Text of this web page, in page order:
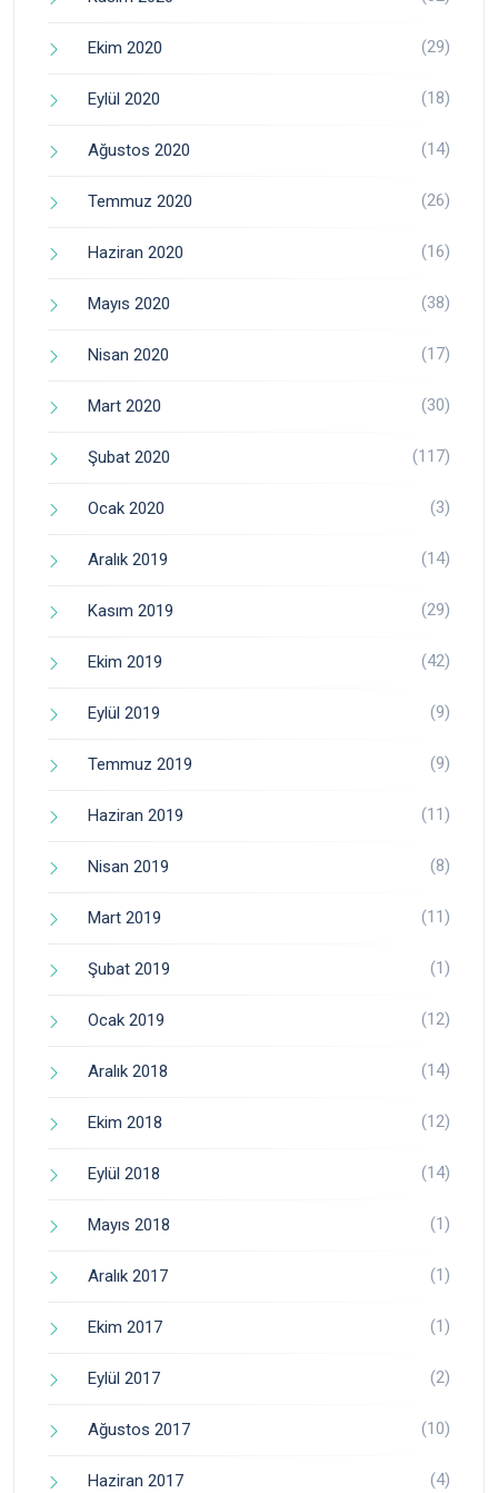
Ekim 2020 (29)
Eylül 2020 (18)
Ağustos 2020 (14)
Temmuz 2020 (26)
Haziran 2020 (16)
Mayıs 2020 (38)
Nisan 2020 (17)
Mart 2020 (30)
Şubat 2020 (117)
Ocak 2020 (3)
Aralık 2019 (14)
Kasım 2019 (29)
Ekim 2019 (42)
Eylül 2019 (9)
Temmuz 2019 (9)
Haziran 2019 (11)
Nisan 2019 (8)
Mart 2019 (11)
Şubat 2019 (1)
Ocak 2019 (12)
Aralık 2018 (14)
Ekim 2018 (12)
Eylül 2018 (14)
Mayıs 2018 (1)
Aralık 2017 (1)
Ekim 2017 (1)
Eylül 2017 (2)
Ağustos 2017 (10)
Haziran 2017 (4)